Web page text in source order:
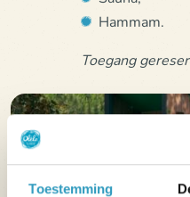
Toestemming
Hammam.
Toegang